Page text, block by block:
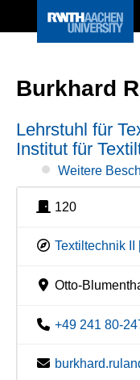
Burkhard
Lehrstuhl für
Institut für
Weitere
120
Textiltechnik II
Otto-
+49 241 80-